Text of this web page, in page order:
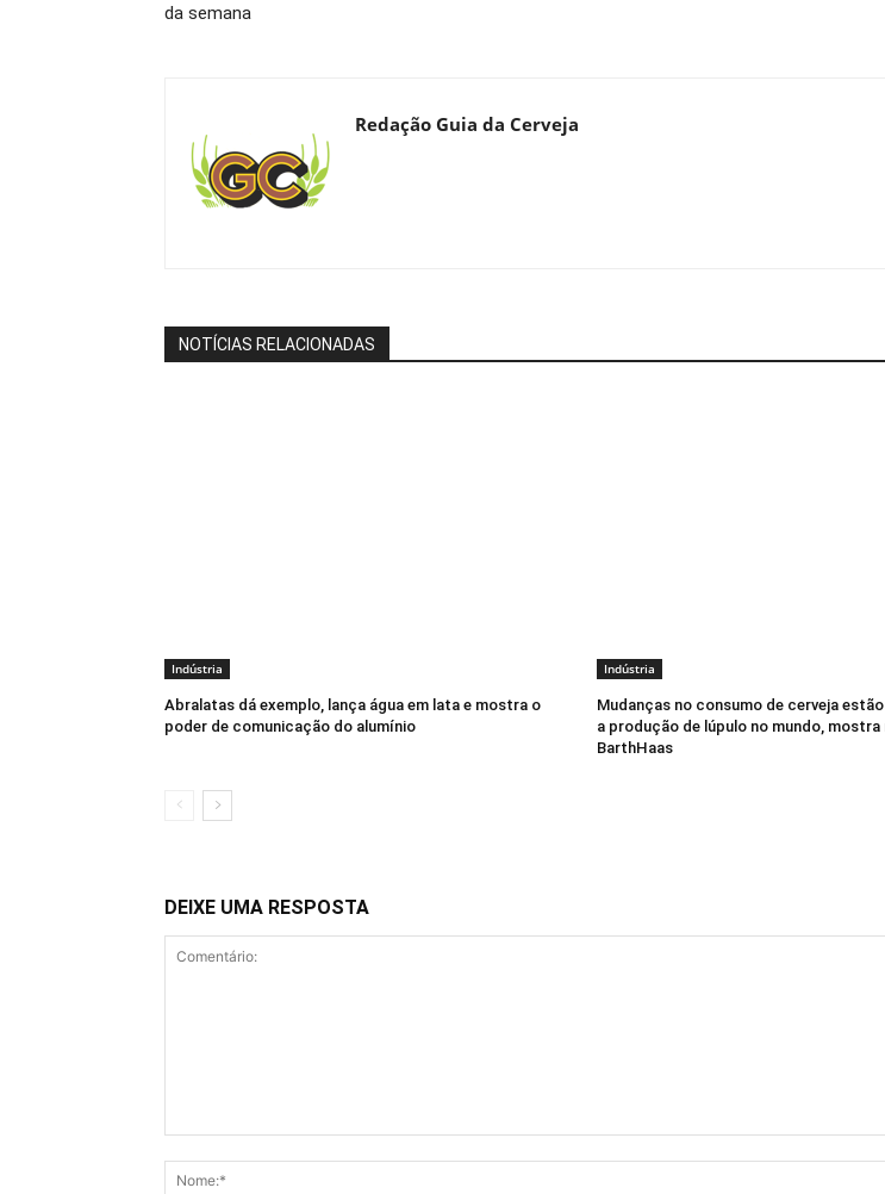
da semana
Redação Guia da Cerveja
NOTÍCIAS RELACIONADAS
Indústria
Abralatas dá exemplo, lança água em lata e mostra o
poder de comunicação do alumínio
Indústria
Mudanças no consumo de cerveja
a produção de lúpulo no mundo,
BarthHaas
DEIXE UMA RESPOSTA